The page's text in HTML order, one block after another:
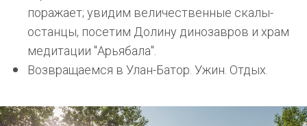
поражает; увидим величественные скалы-
останцы, посетим Долину динозавров и храм
медитации "Арьябала".
Возвращаемся в Улан-Батор. Ужин. Отдых.